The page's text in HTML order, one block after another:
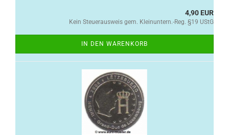
4,90 EUR
Kein Steuerausweis gem. Kleinuntern.-Reg. §19 UStG
IN DEN WARENKORB